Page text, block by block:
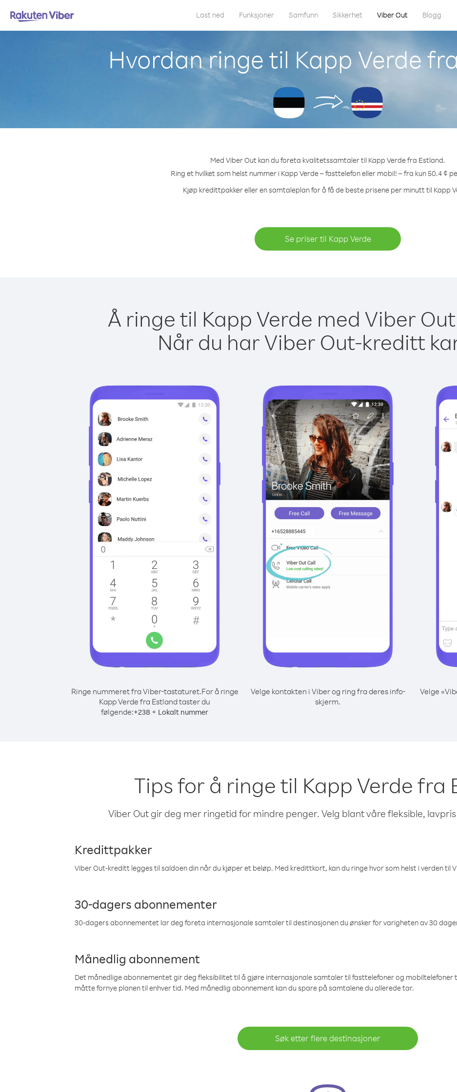
Last ned Funksjoner Samfunn Sikkerhet Viber Out Blogg
Hvordan ringe til Kapp Verde
Med Viber Out kan du foreta kvalitetssamtaler til Kapp Verde fra Estland.
Ring et hvilket som helst nummer i Kapp Verde – fasttelefon eller mobil! – fra kun 50.4 ¢
Kjøp kredittpakker eller en samtaleplan for å få de beste prisene per minutt til Kapp
Se priser til Kapp Verde
Å ringe til Kapp Verde med Viber
Når du har Viber Out-kreditt
Ringe nummeret fra Viber-tastaturet.For å ringe
Kapp Verde fra Estland taster du
følgende:+238 + Lokalt nummer
Velge kontakten i Viber og ring fra deres info-
skjerm.
Velge
Tips for å ringe til Kapp Verde fra
Viber Out gir deg mer ringetid for mindre penger. Velg blant våre fleksible,
Kredittpakker
Viber Out-kreditt legges til saldoen din når du kjøper et beløp. Med kredittkort, kan du ringe hvor som helst i verden til
30-dagers abonnementer
30-dagers abonnementet lar deg foreta internasjonale samtaler til destinasjonen du ønsker for varigheten av 30
Månedlig abonnement
Det månedlige abonnementet gir deg fleksibilitet til å gjøre internasjonale samtaler til fasttelefoner og mobiltelefoner
måtte fornye planen til enhver tid. Med månedlig abonnement kan du spare på samtalene du allerede tar.
Søk etter flere destinasjoner